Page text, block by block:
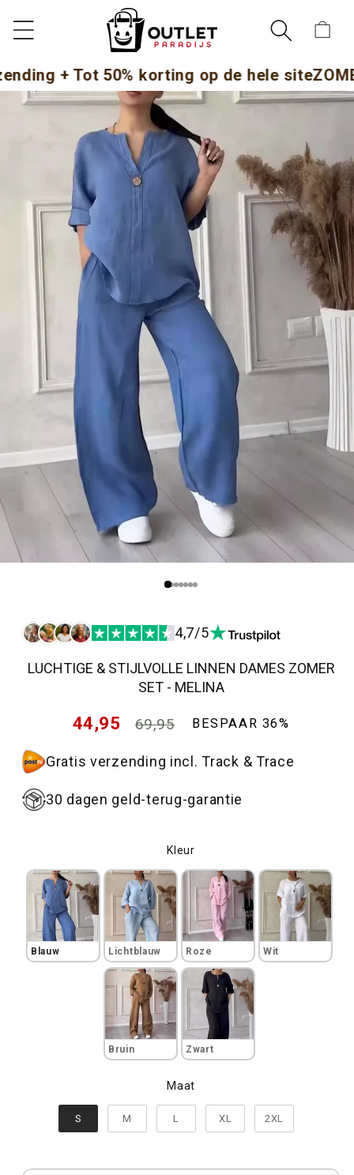
NAAR DE
CONTENT
+ Tot 50% korting op de hele siteZOMER
NAAR
4,7/5
LUCHTIGE & STIJLVOLLE LINNEN DAMES ZOMER
SET - MELINA
Normale
44,95
69,95
BESPAAR 36%
Gratis verzending incl. Track & Trace
30 dagen geld-terug-garantie
KleurKleur
Blauw Lichtblauw Roze Wit
Bruin Zwart
MaatMaat
S M L XL 2XL